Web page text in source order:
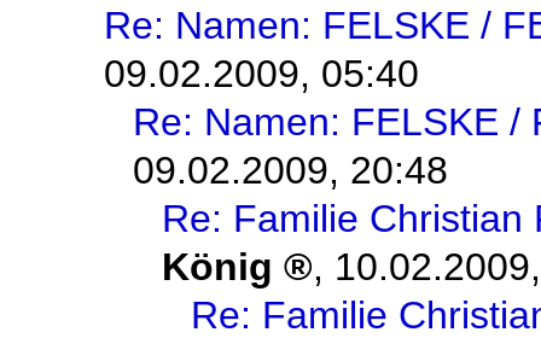
Re: Namen: FELSKE /
09.02.2009, 05:40
Re: Namen: FELSKE /
09.02.2009, 20:48
Re: Familie Christian
König
,
Re: Familie